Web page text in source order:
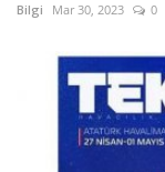
Bilgi Mar 30, 2023 0